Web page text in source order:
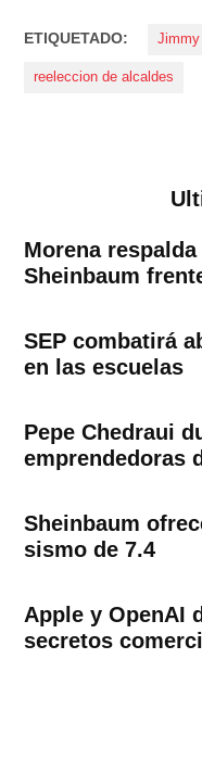
ETIQUETADO:
reeleccion de alcaldes
Morena
Sheinbaum
SEP combatirá
en las escuelas
Pepe Chedraui
emprendedoras
Sheinbaum
sismo de 7.4
Apple y OpenAI
secretos